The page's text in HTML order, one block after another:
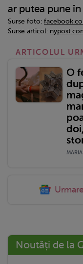
ar putea pune
Surse foto:
Surse articol:
ARTICOLUL
O
Noutăți de la